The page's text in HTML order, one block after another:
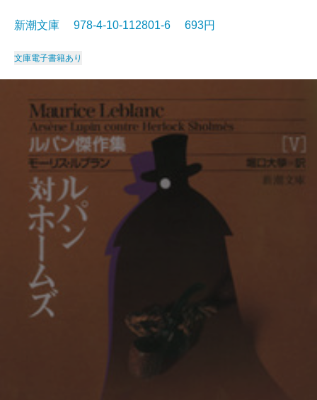
新潮文庫 978-4-10-112801-6 693円
文庫電子書籍あり